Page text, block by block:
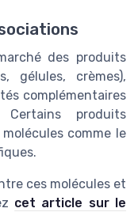
des produits
gélules, crèmes),
complémentaires
produits
comme le
ces molécules et
cet article sur le